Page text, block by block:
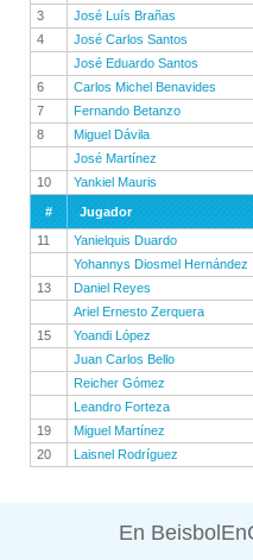
3
José Luís Brañas
4
José Carlos Santos
José Eduardo Santos
6
Carlos Michel Benavides
7
Fernando Betanzo
8
Miguel Dávila
José Martínez
10
Yankiel Mauris
#
Jugador
11
Yanielquis Duardo
Yohannys Diosmel Hernández
13
Daniel Reyes
Ariel Ernesto Zerquera
15
Yoandi López
Juan Carlos Bello
Reicher Gómez
Leandro Forteza
19
Miguel Martínez
20
Laisnel Rodríguez
En